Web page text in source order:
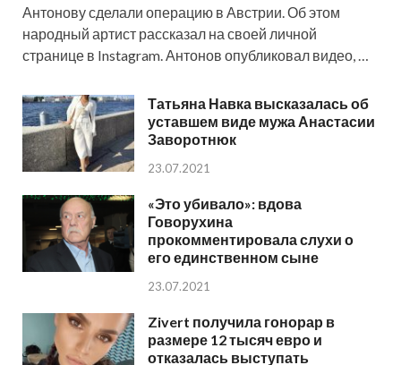
Антонову сделали операцию в Австрии. Об этом
народный артист рассказал на своей личной
странице в Instagram. Антонов опубликовал видео, …
Татьяна Навка высказалась об
уставшем виде мужа Анастасии
Заворотнюк
23.07.2021
«Это убивало»: вдова
Говорухина
прокомментировала слухи о
его единственном сыне
23.07.2021
Zivert получила гонорар в
размере 12 тысяч евро и
отказалась выступать